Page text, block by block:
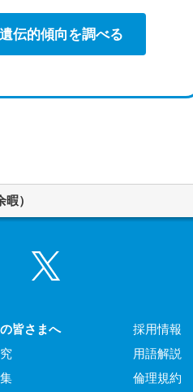
伝的傾向を調べる
）
Facebook
皆さまへ
採用情報
用語解説
倫理規約